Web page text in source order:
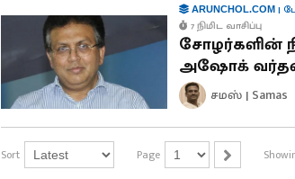
ARUNCHOL.COM|
7 நிமிட வாசிப்பு
சோழர்களின்
அஷோக்
சமஸ் | Samas
Sort Page